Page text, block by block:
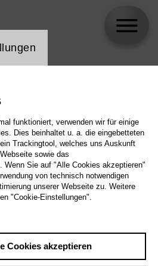
funktioniert, verwenden wir für einige
Dies beinhaltet u. a. die eingebetteten
Trackingtool, welches uns Auskunft
sowie das
Wenn Sie auf "Alle Cookies akzeptieren"
von technisch notwendigen
unserer Webseite zu. Weitere
"Cookie-Einstellungen".
Cookies akzeptieren